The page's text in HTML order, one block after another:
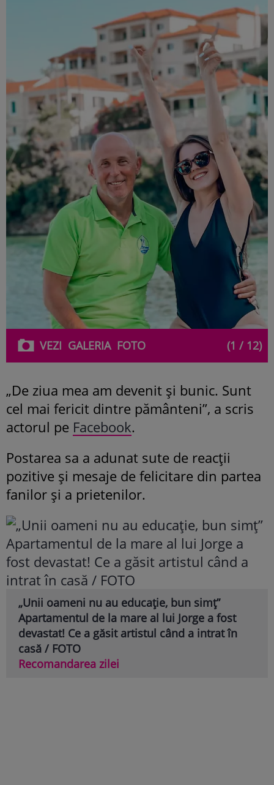
VEZI GALERIAFOTO (1 / 12)
„De ziua mea am devenit și bunic. Sunt
cel mai fericit dintre pământeni”, a scris
actorul pe Facebook.
Postarea sa a adunat sute de reacții
pozitive și mesaje de felicitare din partea
fanilor și a prietenilor.
„Unii oameni nu au educație, bun simț”
Apartamentul de la mare al lui Jorge a fost
devastat! Ce a găsit artistul când a intrat în
casă / FOTO
Recomandarea zilei